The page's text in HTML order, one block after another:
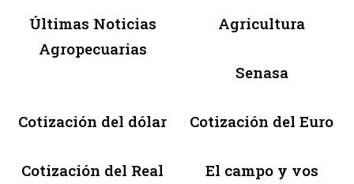
Últimas Noticias
Agropecuarias
Agricultura
Senasa
Cotización del dólar Cotización del Euro
Cotización del Real El campo y vos